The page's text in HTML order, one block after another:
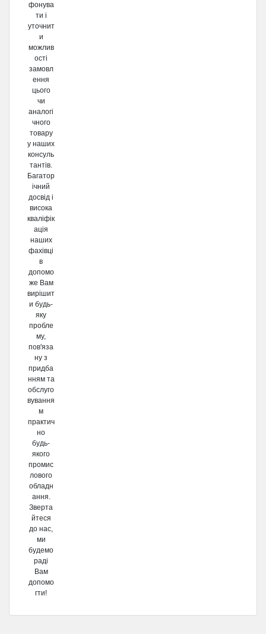
фонува
ти і
уточнит
и
можлив
ості
замовл
ення
цього
чи
аналогі
чного
товару
у наших
консуль
тантів.
Багатор
ічний
досвід і
висока
кваліфік
ація
наших
фахівці
в
допомо
же Вам
вирішит
и будь-
яку
пробле
му,
пов'яза
ну з
придба
нням та
обслуго
вування
м
практич
но
будь-
якого
промис
лового
обладн
ання.
Зверта
йтеся
до нас,
ми
будемо
раді
Вам
допомо
гти!